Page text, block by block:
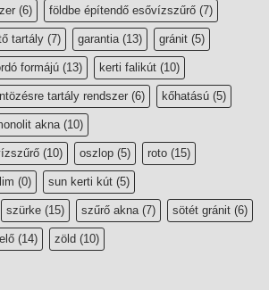
(6) földbe építendő esővízszűrő (7)
tartály (7) garantia (13) gránit (5)
formájú (13) kerti falikút (10)
tartály rendszer (6) kőhatású (5)
akna (10)
(10) oszlop (5) roto (15)
(0) sun kerti kút (5)
szürke (15) szűrő akna (7) sötét gránit (6)
(14) zöld (10)